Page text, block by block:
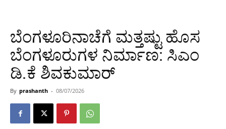
ಬೆಂಗಳೂರಿನಾಚೆಗೆ ಮತ್ತಷ್ಟು ಹೊಸ
ಬೆಂಗಳೂರುಗಳ ನಿರ್ಮಾಣ: ಸಿಎಂ
ಡಿ.ಕೆ ಶಿವಕುಮಾರ್
By prashanth - 08/07/2026